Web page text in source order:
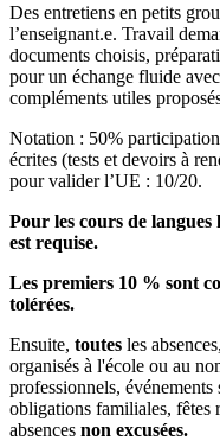
Des entretiens en petits
l’enseignant.e. Travail
documents choisis,
pour un échange fluide
compléments utiles
Notation : 50%
écrites (tests et devoirs à
pour valider l’UE : 10/20.
Pour les cours de
est requise.
Les premiers 10 % sont
tolérées.
Ensuite, toutes les
organisés à l'école ou au
professionnels,
obligations familiales, fêtes
absences non excusées.